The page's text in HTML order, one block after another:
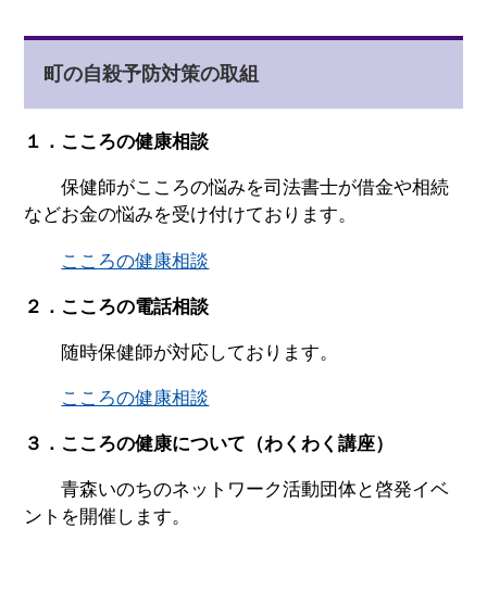
町の自殺予防対策の取組
１．こころの健康相談
保健師がこころの悩みを司法書士が借金や相続
などお金の悩みを受け付けております。
こころの健康相談
２．こころの電話相談
随時保健師が対応しております。
こころの健康相談
３．こころの健康について（わくわく講座）
青森いのちのネットワーク活動団体と啓発イベ
ントを開催します。